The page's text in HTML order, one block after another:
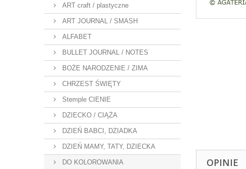
ART craft / plastyczne
ART JOURNAL / SMASH
ALFABET
BULLET JOURNAL / NOTES
BOŻE NARODZENIE / ZIMA
CHRZEST ŚWIĘTY
Stemple CIENIE
DZIECKO / CIĄŻA
DZIEŃ BABCI, DZIADKA
DZIEŃ MAMY, TATY, DZIECKA
DO KOLOROWANIA OPINIE